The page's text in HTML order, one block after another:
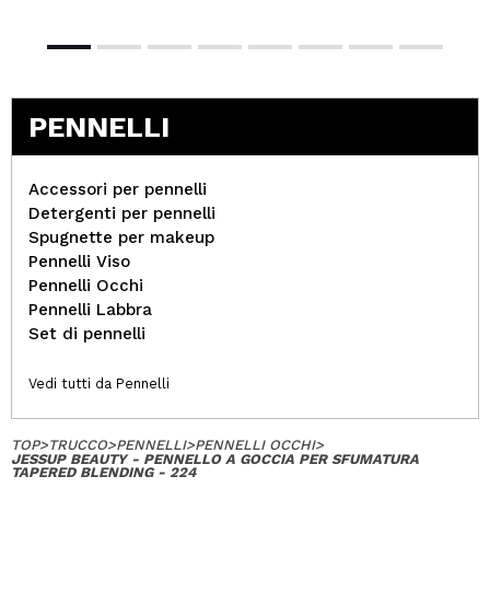
PENNELLI
Accessori per pennelli
Detergenti per pennelli
Spugnette per makeup
Pennelli Viso
Pennelli Occhi
Pennelli Labbra
Set di pennelli
Vedi tutti da Pennelli
TOP>TRUCCO>PENNELLI>PENNELLI OCCHI>
JESSUP BEAUTY - PENNELLO A GOCCIA PER SFUMATURA
TAPERED BLENDING - 224